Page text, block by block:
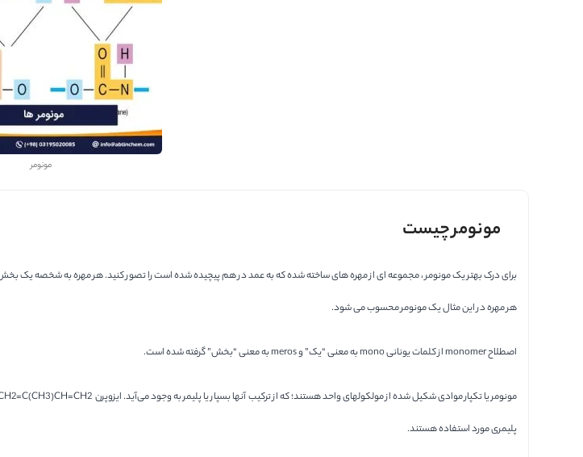
مونومر
مونومر چیست
برای درک بهتر یک مونومر ، مجموعه ای از مهره های ساخته شده که به عمد در هم پیچیده شده است را تصور کنید. هر مهره به شخصه یک
هر مهره در این مثال یک مونومر محسوب می شود.
اصطلاح monomer از کلمات یونانی mono به معنی “یک” و meros به معنی “بخش” گرفته شده است.
پلیمری مورد استفاده هستند.